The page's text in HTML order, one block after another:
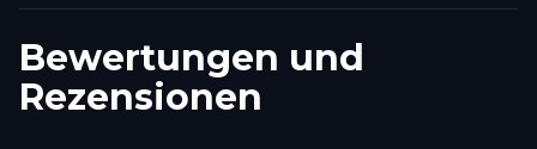
Bewertungen und
Rezensionen